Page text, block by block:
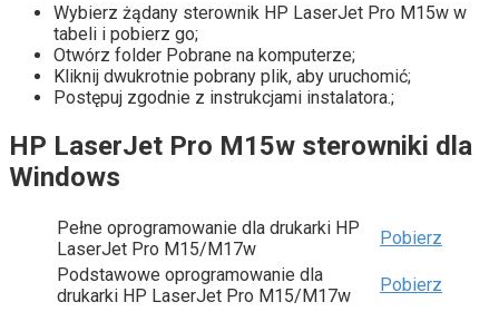
Wybierz żądany sterownik HP LaserJet Pro M15w w
tabeli i pobierz go;
Otwórz folder Pobrane na komputerze;
Kliknij dwukrotnie pobrany plik, aby uruchomić;
Postępuj zgodnie z instrukcjami instalatora.;
HP LaserJet Pro M15w sterowniki dla
Windows
Pełne oprogramowanie dla drukarki HP
LaserJet Pro M15/M17w
Pobierz
Podstawowe oprogramowanie dla
drukarki HP LaserJet Pro M15/M17w
Pobierz